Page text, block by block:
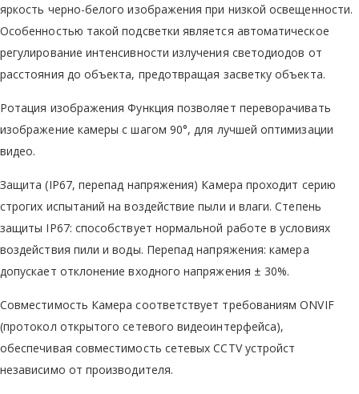
яркость черно-белого изображения при низкой освещенности.
Особенностью такой подсветки является автоматическое
регулирование интенсивности излучения светодиодов от
расстояния до объекта, предотвращая засветку объекта.
Ротация изображения Функция позволяет переворачивать
изображение камеры с шагом 90°, для лучшей оптимизации
видео.
Защита (IP67, перепад напряжения) Камера проходит серию
строгих испытаний на воздействие пыли и влаги. Степень
защиты IP67: способствует нормальной работе в условиях
воздействия пили и воды. Перепад напряжения: камера
допускает отклонение входного напряжения ± 30%.
Совместимость Камера соответствует требованиям ONVIF
(протокол открытого сетевого видеоинтерфейса),
обеспечивая совместимость сетевых CCTV устройст
независимо от производителя.